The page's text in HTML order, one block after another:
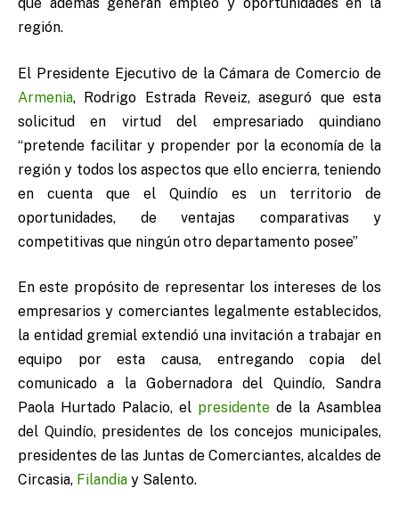
región.
El Presidente Ejecutivo de la Cámara de Comercio de
Armenia, Rodrigo Estrada Reveiz, aseguró que esta
solicitud en virtud del empresariado quindiano
“pretende facilitar y propender por la economía de la
región y todos los aspectos que ello encierra, teniendo
en cuenta que el Quindío es un territorio de
oportunidades, de ventajas comparativas y
competitivas que ningún otro departamento posee”
En este propósito de representar los intereses de los
empresarios y comerciantes legalmente establecidos,
la entidad gremial extendió una invitación a trabajar en
equipo por esta causa, entregando copia del
comunicado a la Gobernadora del Quindío, Sandra
Paola Hurtado Palacio, el presidente de la Asamblea
del Quindío, presidentes de los concejos municipales,
presidentes de las Juntas de Comerciantes, alcaldes de
Circasia, Filandia y Salento.